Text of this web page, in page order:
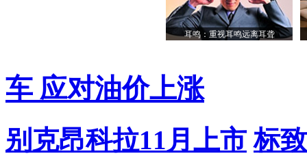
耳鸣：重视耳鸣远离耳聋
车 应对油价上涨
别克昂科拉11月上市 标